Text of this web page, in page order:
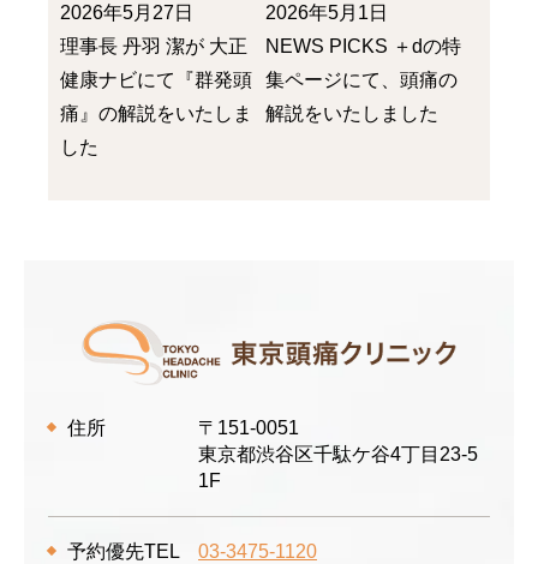
2026年5月27日
理事長 丹羽 潔が 大正
健康ナビにて『群発頭
痛』の解説をいたしま
した
2026年5月1日
NEWS PICKS ＋dの特
集ページにて、頭痛の
解説をいたしました
住所
〒151-0051
東京都渋谷区千駄ケ谷4丁目23-5
1F
予約優先TEL 03-3475-1120